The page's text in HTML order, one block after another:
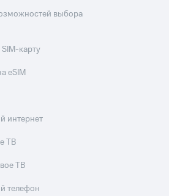
выбора
карту
eSIM
интернет
ТВ
ТВ
телефон